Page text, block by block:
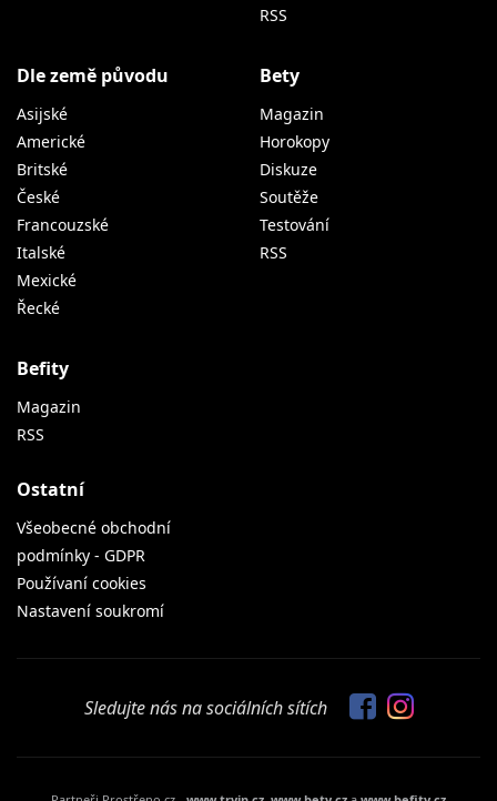
RSS
Dle země původu
Asijské
Americké
Britské
České
Francouzské
Italské
Mexické
Řecké
Bety
Magazin
Horokopy
Diskuze
Soutěže
Testování
RSS
Befity
Magazin
RSS
Ostatní
Všeobecné obchodní
podmínky - GDPR
Používaní cookies
Nastavení soukromí
Sledujte nás na sociálních sítích